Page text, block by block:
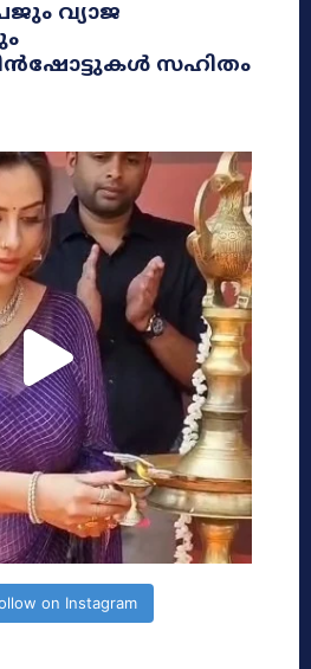
വ്യാജ
സഹിതം
on Instagram